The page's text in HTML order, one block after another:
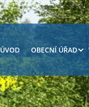
ÚVOD OBECNÍ ÚŘAD